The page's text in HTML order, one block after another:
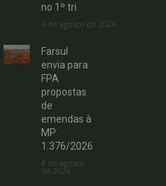
no 1º tri
6 de agosto de 2026
Farsul
envia para
FPA
propostas
de
emendas à
MP
1.376/2026
6 de agosto
de 2026